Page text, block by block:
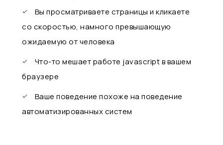
Вы просматриваете страницы и кликаете
со скоростью, намного превышающую
ожидаемую от человека
Что-то мешает работе javascript в вашем
браузере
Ваше поведение похоже на поведение
автоматизированных систем